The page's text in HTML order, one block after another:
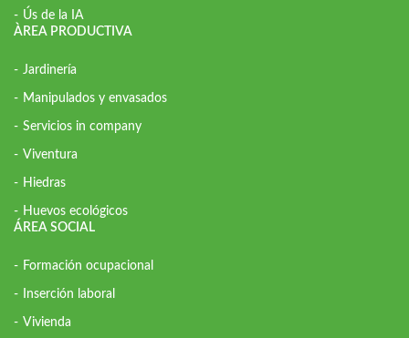
Ús de la IA
ÀREA PRODUCTIVA
Jardinería
Manipulados y envasados
Servicios in company
Viventura
Hiedras
Huevos ecológicos
ÁREA SOCIAL
Formación ocupacional
Inserción laboral
Vivienda